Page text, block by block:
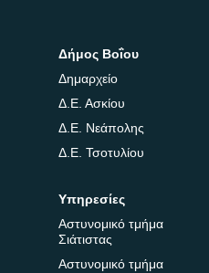
Δήμος Βοΐου
Δημαρχείο
Δ.Ε. Ασκίου
Δ.Ε. Νεάπολης
Δ.Ε. Τσοτυλίου
Υπηρεσίες
Αστυνομικό τμήμα
Σιάτιστας
Αστυνομικό τμήμα